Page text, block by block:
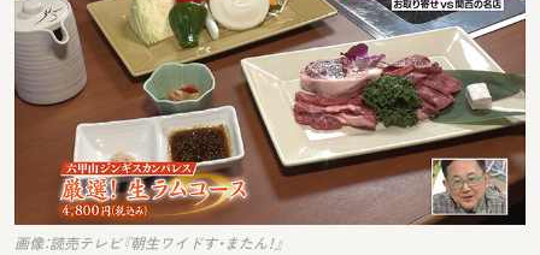
画像：読売テレビ『朝生ワイドす・またん！』